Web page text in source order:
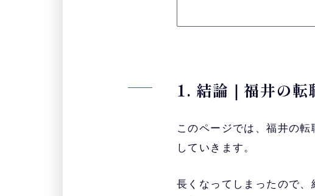
1. 結論｜福井の転
このページでは、福井の
していきます。
長くなってしまったので